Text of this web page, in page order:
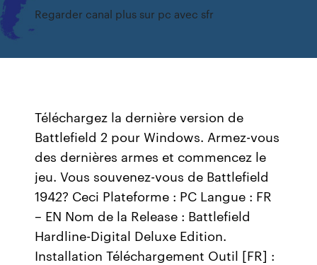
Regarder canal plus sur pc avec sfr
Téléchargez la dernière version de
Battlefield 2 pour Windows. Armez-vous
des dernières armes et commencez le
jeu. Vous souvenez-vous de Battlefield
1942? Ceci Plateforme : PC Langue : FR
– EN Nom de la Release : Battlefield
Hardline-Digital Deluxe Edition.
Installation Téléchargement Outil [FR] :